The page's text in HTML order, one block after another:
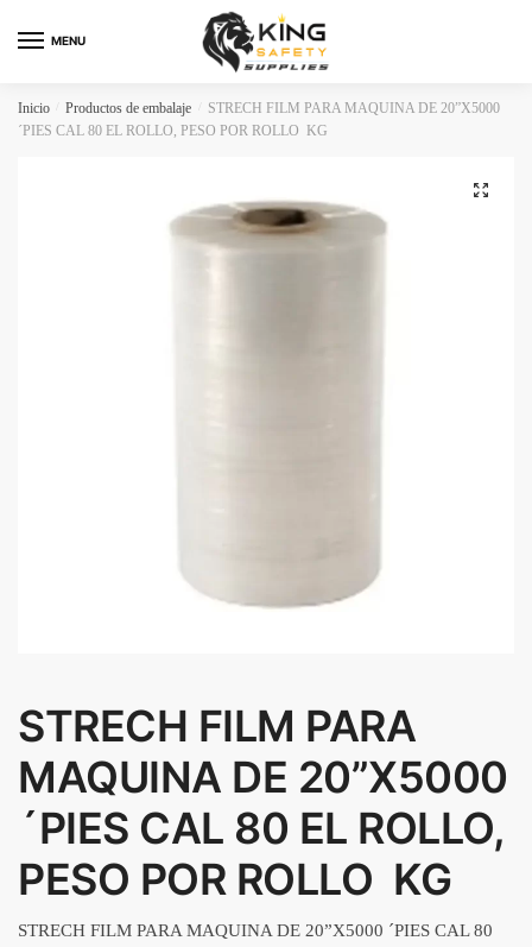
MENU
Inicio Productos de embalaje
STRECH FILM PARA MAQUINA DE 20”X5000
´PIES CAL 80 EL ROLLO, PESO POR ROLLO KG
🔍
STRECH FILM PARA
MAQUINA DE 20”X5000
´PIES CAL 80 EL ROLLO,
PESO POR ROLLO KG
STRECH FILM PARA MAQUINA DE 20”X5000 ´PIES CAL 80